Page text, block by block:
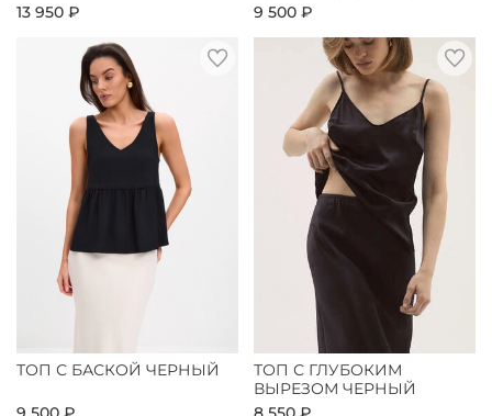
13 950 ₽
9 500 ₽
ТОП С БАСКОЙ ЧЕРНЫЙ
ТОП С ГЛУБОКИМ
ВЫРЕЗОМ ЧЕРНЫЙ